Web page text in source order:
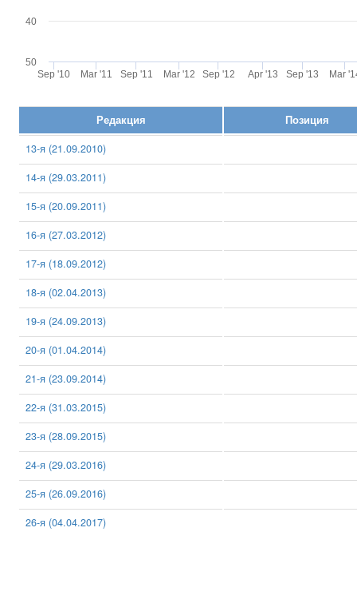
Sep '10 Mar '11 Sep '11 Mar '12 Sep '12 Apr '13 Sep '13 Mar
40
50
Редакция
Позиция
13-я (21.09.2010)
14-я (29.03.2011)
15-я (20.09.2011)
16-я (27.03.2012)
17-я (18.09.2012)
18-я (02.04.2013)
19-я (24.09.2013)
20-я (01.04.2014)
21-я (23.09.2014)
22-я (31.03.2015)
23-я (28.09.2015)
24-я (29.03.2016)
25-я (26.09.2016)
26-я (04.04.2017)